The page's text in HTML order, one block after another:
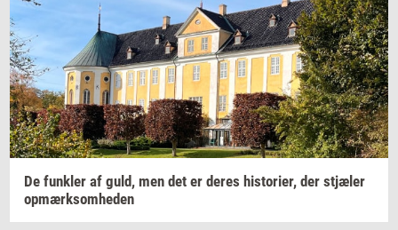
De funk­ler af guld, men det er deres hi­sto­ri­er, der stjæ­ler
op­mærk­som­he­den